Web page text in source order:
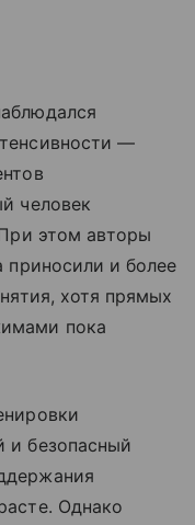
—
человек
этом авторы
приносили и более
хотя прямых
пока
и безопасный
Однако